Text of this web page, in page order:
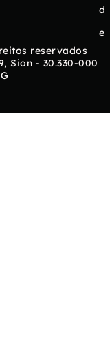
d
e
reservados
Sion - 30.330-000